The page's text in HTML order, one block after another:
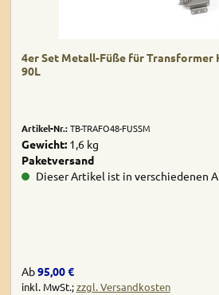
4er Set Metall-Füße für Transformer
90L
Artikel-Nr.:TB-TRAFO48-FUSSM
Gewicht:1,6 kg
Paketversand
Dieser Artikel ist in verschiedenen
Regulärer Preis:
Ab95,00 €
inkl. MwSt.;zzgl. Versandkosten